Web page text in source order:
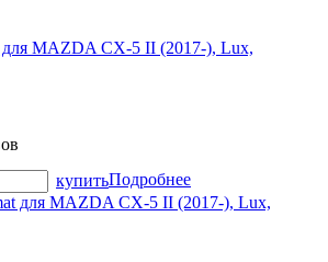
для MAZDA CX-5 II (2017-), Lux,
купитьПодробнее